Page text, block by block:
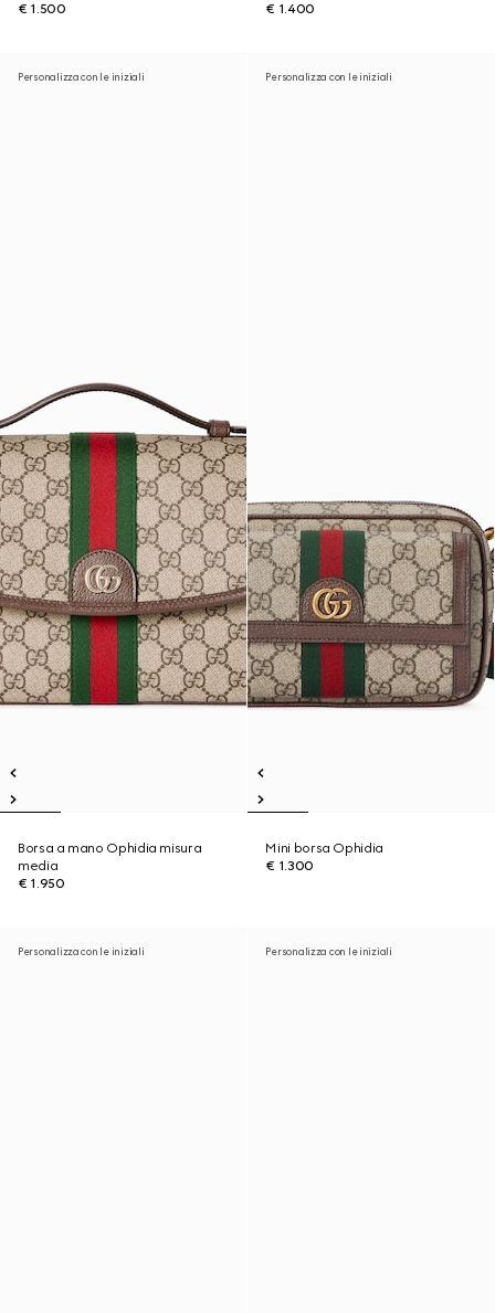
€ 1.500
€ 1.400
Personalizza con le iniziali
Borsa a mano Ophidia misura
media
€ 1.950
Personalizza con le iniziali
Mini borsa Ophidia
€ 1.300
Personalizza con le iniziali Personalizza con le iniziali